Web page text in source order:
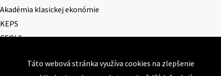
Akadémia klasickej ekonómie
KEPS
CEQLS
Cena Ernesta Valka
Táto webová stránka využíva cookies na zlepšenie